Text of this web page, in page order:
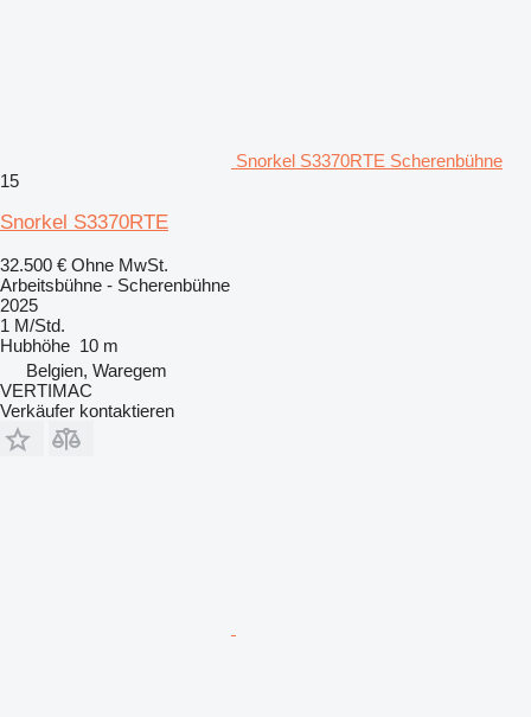
Snorkel S3370RTE Scherenbühne
15
Snorkel S3370RTE
32.500 € Ohne MwSt.
Arbeitsbühne - Scherenbühne
2025
1 M/Std.
Hubhöhe 10 m
Belgien, Waregem
VERTIMAC
Verkäufer kontaktieren